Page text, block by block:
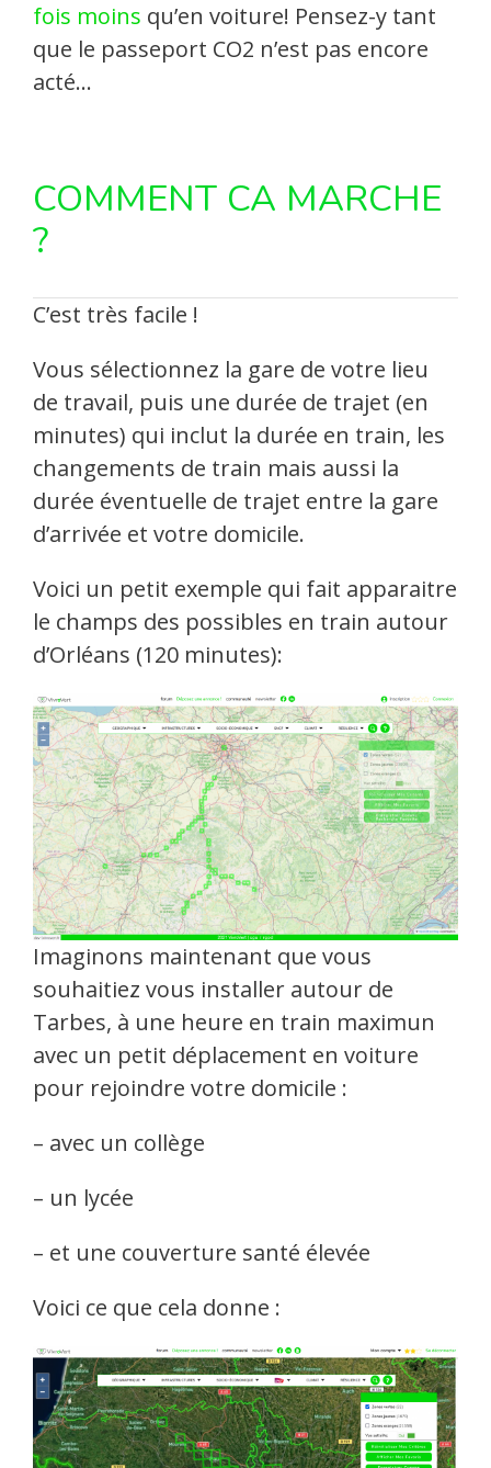
fois moins qu’en voiture! Pensez-y tant
que le passeport CO2 n’est pas encore
acté…
COMMENT CA MARCHE
?
C’est très facile !
Vous sélectionnez la gare de votre lieu
de travail, puis une durée de trajet (en
minutes) qui inclut la durée en train, les
changements de train mais aussi la
durée éventuelle de trajet entre la gare
d’arrivée et votre domicile.
Voici un petit exemple qui fait apparaitre
le champs des possibles en train autour
d’Orléans (120 minutes):
Imaginons maintenant que vous
souhaitiez vous installer autour de
Tarbes, à une heure en train maximun
avec un petit déplacement en voiture
pour rejoindre votre domicile :
– avec un collège
– un lycée
– et une couverture santé élevée
Voici ce que cela donne :